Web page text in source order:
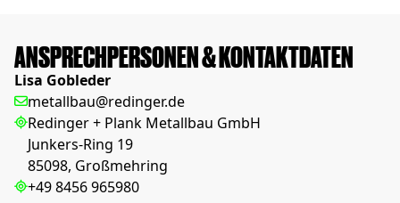
ANSPRECHPERSONEN & KONTAKTDATEN
Lisa Gobleder
metallbau@redinger.de
Redinger + Plank Metallbau GmbH
Junkers-Ring 19
85098, Großmehring
+49 8456 965980